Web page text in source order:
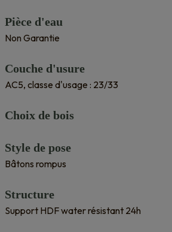
Pièce d'eau
Non Garantie
Couche d'usure
AC5, classe d'usage : 23/33
Choix de bois
Style de pose
Bâtons rompus
Structure
Support HDF water résistant 24h